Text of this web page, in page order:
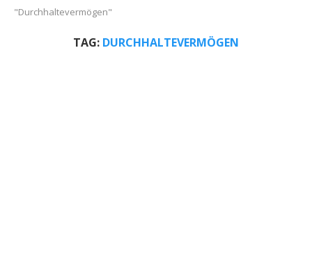
"Durchhaltevermögen"
TAG: DURCHHALTEVERMÖGEN